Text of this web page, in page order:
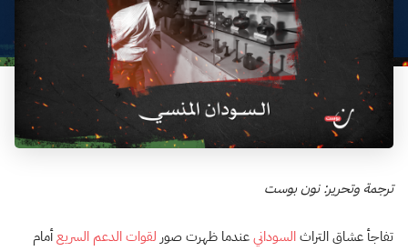
ترجمة وتحرير: نون بوست
تفاجأ عشاق التراثالسودانيعندما ظهرت صور لقوات الدعم السريعأمام